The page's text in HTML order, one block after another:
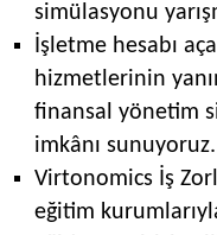
simülasyonu
İşletme hesabı
hizmetlerinin
finansal yönetim
imkânı sunuyoruz.
Virtonomics İş
eğitim